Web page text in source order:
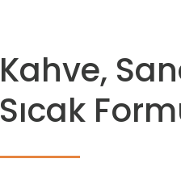
Kahve,
Sıcak